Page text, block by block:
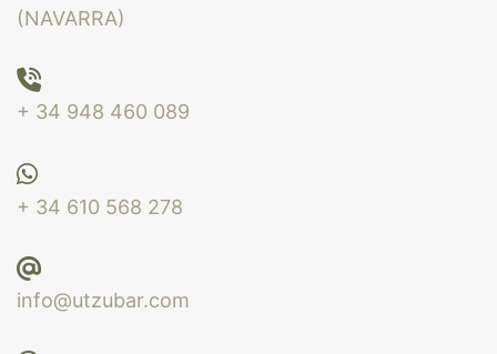
(NAVARRA)
+ 34 948 460 089
+ 34 610 568 278
info@utzubar.com